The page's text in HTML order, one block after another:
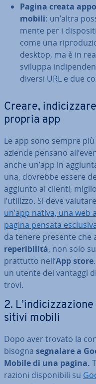
Pagina creata
mobili: un’altra
men­te per i
come una
desktop, ma è in
sviluppa
diversi URL e due
Creare,
propria app
Le app sono sempre
aziende pensano
anche un’app in
una, dovrebbe essere
aggiunto ai clienti,
l’utilizzo. Si deve
un’app nativa, una
pagina pensata
da tenere presente che
re­pe­ri­bi­li­tà, non solo
prat­tut­to nell’App store
un utente dei vantaggi
trovi.
2.
si­ti­vi mobili
Dopo aver trovato la
bisogna segnalare a
Mobile di una pagina.
ra­zio­ni di­spo­ni­bi­li su